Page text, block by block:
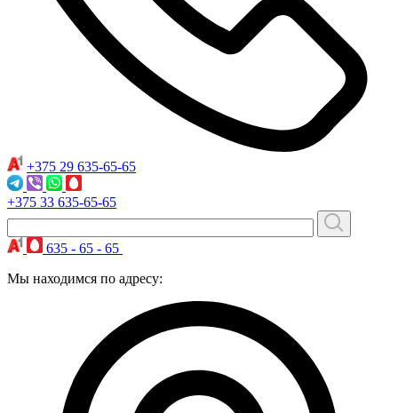
+375 29 635-65-65
+375 33 635-65-65
635 - 65 - 65
Мы находимся по адресу: